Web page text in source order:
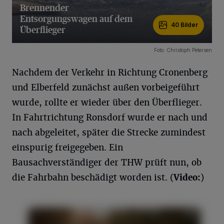
Brennender
Entsorgungswagen auf dem
Überflieger
40 Bilder
Foto: Christoph Petersen
Nachdem der Verkehr in Richtung Cronenberg
und Elberfeld zunächst außen vorbeigeführt
wurde, rollte er wieder über den Überflieger.
In Fahrtrichtung Ronsdorf wurde er nach und
nach abgeleitet, später die Strecke zumindest
einspurig freigegeben. Ein
Bausachverständiger der THW prüft nun, ob
die Fahrbahn beschädigt worden ist. (Video:)